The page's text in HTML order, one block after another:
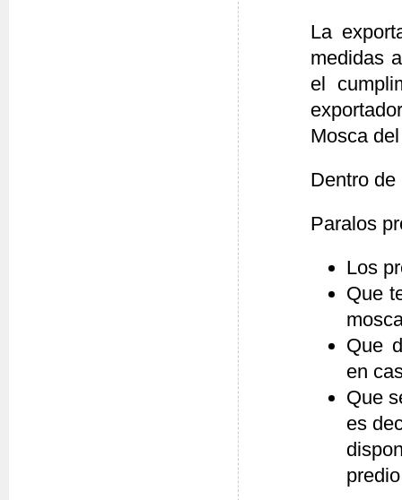
La
medidas
el
Mosca
Dentro
Paralos
Los
Que
Que
en
Que
es